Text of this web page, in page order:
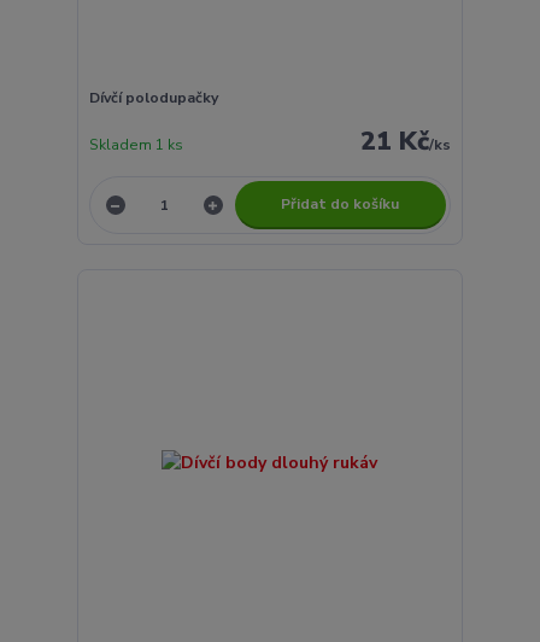
Dívčí polodupačky
21 Kč/ks
Skladem 1 ks
Přidat do košíku